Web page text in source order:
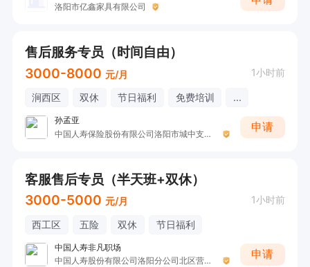
洛阳市亿鑫家具有限公司
售后服务专员（时间自由）
3000-8000 元/月 1小时前
涧西区 双休 节日福利 免费培训 ...
孙孟亚
中国人寿保险股份有限公司洛阳市城中支公司钱军伟
申请
客服售后专员（半天班+双休）
3000-5000 元/月 1小时前
西工区 五险 双休 节日福利
中国人寿非凡职场
中国人寿股份有限公司洛阳分公司北区营销服务部
申请